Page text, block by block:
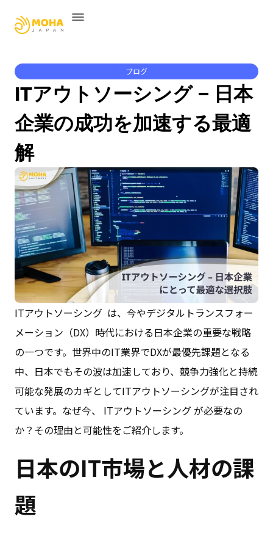
ブログ
ITアウトソーシング – 日本
企業の成功を加速する最適
解
ITアウトソーシング は、今やデジタルトランスフォー
メーション（DX）時代における日本企業の重要な戦略
の一つです。世界中のIT業界でDXが最優先課題となる
中、日本でもその波は加速しており、競争力強化と持続
可能な発展のカギとしてITアウトソーシングが注目され
ています。なぜ今、 ITアウトソーシング が必要なの
か？その理由と可能性をご紹介します。
日本のIT市場と人材の課
題